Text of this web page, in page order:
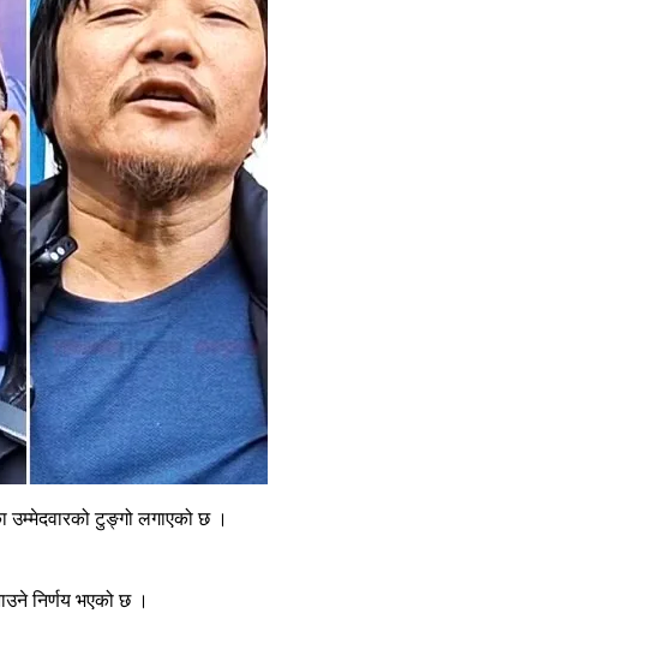
उम्मेदवारको टुङ्गो लगाएको छ ।
निर्णय भएको छ ।